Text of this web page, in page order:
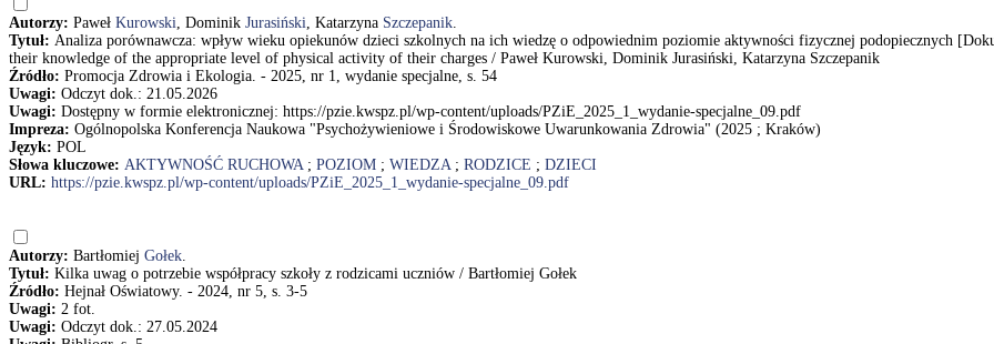
Autorzy: Paweł Kurowski, Dominik Jurasiński, Katarzyna Szczepanik.
Tytuł: Analiza porównawcza: wpływ wieku opiekunów dzieci szkolnych na ich wiedzę o odpowiednim poziomie aktywności fizycznej podopiecznych
their knowledge of the appropriate level of physical activity of their charges / Paweł Kurowski, Dominik Jurasiński, Katarzyna Szczepanik
Źródło: Promocja Zdrowia i Ekologia. - 2025, nr 1, wydanie specjalne, s. 54
Uwagi: Odczyt dok.: 21.05.2026
Uwagi: Dostępny w formie elektronicznej: https://pzie.kwspz.pl/wp-content/uploads/PZiE_2025_1_wydanie-specjalne_09.pdf
Impreza: Ogólnopolska Konferencja Naukowa "Psychożywieniowe i Środowiskowe Uwarunkowania Zdrowia" (2025 ; Kraków)
Język: POL
Słowa kluczowe: AKTYWNOŚĆ RUCHOWA; POZIOM ; WIEDZA; RODZICE ; DZIECI
URL: https://pzie.kwspz.pl/wp-content/uploads/PZiE_2025_1_wydanie-specjalne_09.pdf
Autorzy: Bartłomiej Gołek.
Tytuł: Kilka uwag o potrzebie współpracy szkoły z rodzicami uczniów / Bartłomiej Gołek
Źródło: Hejnał Oświatowy. - 2024, nr 5, s. 3-5
Uwagi: 2 fot.
Uwagi: Odczyt dok.: 27.05.2024